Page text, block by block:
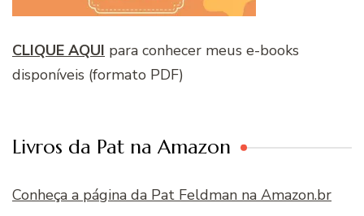
CLIQUE AQUI para conhecer meus e-books
disponíveis (formato PDF)
Livros da Pat na Amazon
Conheça a página da Pat Feldman na Amazon.br